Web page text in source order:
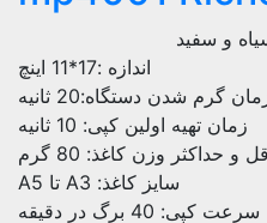
و سفید
اندازه :17*11 اینچ
گرم شدن دستگاه:20 ثانیه
زمان تهیه اولین کپی: 10 ثانیه
و حداکثر وزن کاغذ: 80 گرم
سایز کاغذ: A3 تا A5
سرعت کپی: 40 برگ در دقیقه